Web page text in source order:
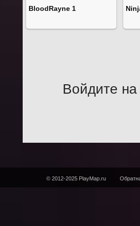
BloodRayne 1
Войдите на
© 2012-2025 PlayMap.ru